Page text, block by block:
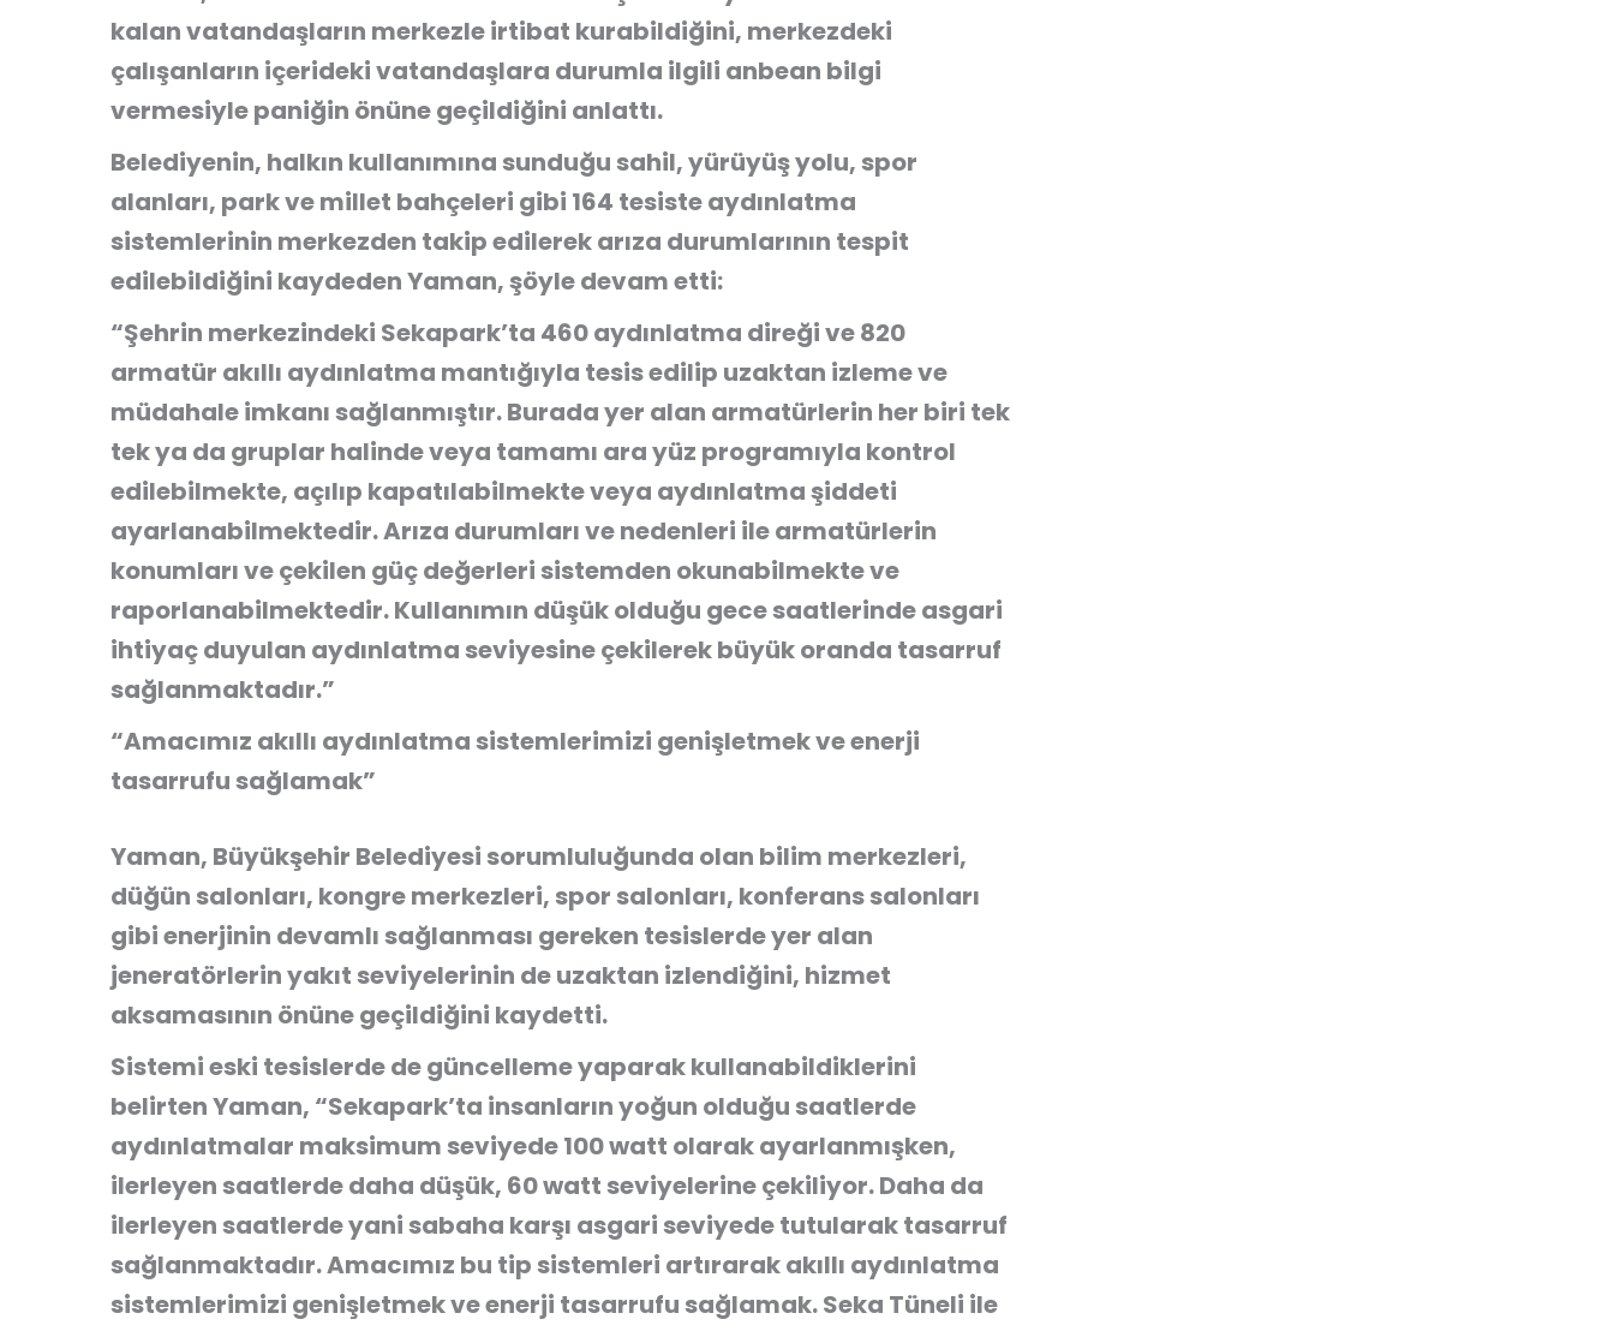
kalan vatandaşların merkezle irtibat kurabildiğini, merkezdeki
çalışanların içerideki vatandaşlara durumla ilgili anbean bilgi
vermesiyle paniğin önüne geçildiğini anlattı.
Belediyenin, halkın kullanımına sunduğu sahil, yürüyüş yolu, spor
alanları, park ve millet bahçeleri gibi 164 tesiste aydınlatma
sistemlerinin merkezden takip edilerek arıza durumlarının tespit
edilebildiğini kaydeden Yaman, şöyle devam etti:
“Şehrin merkezindeki Sekapark’ta 460 aydınlatma direği ve 820
armatür akıllı aydınlatma mantığıyla tesis edilip uzaktan izleme ve
müdahale imkanı sağlanmıştır. Burada yer alan armatürlerin her biri tek
tek ya da gruplar halinde veya tamamı ara yüz programıyla kontrol
edilebilmekte, açılıp kapatılabilmekte veya aydınlatma şiddeti
ayarlanabilmektedir. Arıza durumları ve nedenleri ile armatürlerin
konumları ve çekilen güç değerleri sistemden okunabilmekte ve
raporlanabilmektedir. Kullanımın düşük olduğu gece saatlerinde asgari
ihtiyaç duyulan aydınlatma seviyesine çekilerek büyük oranda tasarruf
sağlanmaktadır.”
“Amacımız akıllı aydınlatma sistemlerimizi genişletmek ve enerji
tasarrufu sağlamak”
Yaman, Büyükşehir Belediyesi sorumluluğunda olan bilim merkezleri,
düğün salonları, kongre merkezleri, spor salonları, konferans salonları
gibi enerjinin devamlı sağlanması gereken tesislerde yer alan
jeneratörlerin yakıt seviyelerinin de uzaktan izlendiğini, hizmet
aksamasının önüne geçildiğini kaydetti.
Sistemi eski tesislerde de güncelleme yaparak kullanabildiklerini
belirten Yaman, “Sekapark’ta insanların yoğun olduğu saatlerde
aydınlatmalar maksimum seviyede 100 watt olarak ayarlanmışken,
ilerleyen saatlerde daha düşük, 60 watt seviyelerine çekiliyor. Daha da
ilerleyen saatlerde yani sabaha karşı asgari seviyede tutularak tasarruf
sağlanmaktadır. Amacımız bu tip sistemleri artırarak akıllı aydınlatma
sistemlerimizi genişletmek ve enerji tasarrufu sağlamak. Seka Tüneli ile